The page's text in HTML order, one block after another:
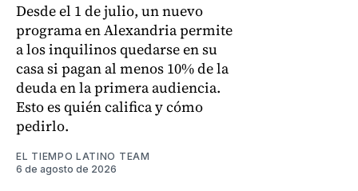
Desde el 1 de julio, un nuevo
programa en Alexandria permite
a los inquilinos quedarse en su
casa si pagan al menos 10% de la
deuda en la primera audiencia.
Esto es quién califica y cómo
pedirlo.
EL TIEMPO LATINO TEAM
6 de agosto de 2026